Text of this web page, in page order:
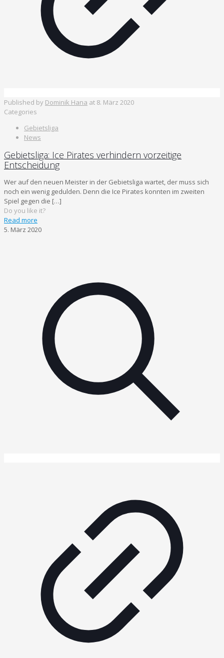
Published by Dominik Hana at 8. März 2020
Categories
Gebietsliga
News
Gebietsliga: Ice Pirates verhindern vorzeitige
Entscheidung
Wer auf den neuen Meister in der Gebietsliga wartet, der muss sich
noch ein wenig gedulden. Denn die Ice Pirates konnten im zweiten
Spiel gegen die […]
Do you like it?
Read more
5. März 2020